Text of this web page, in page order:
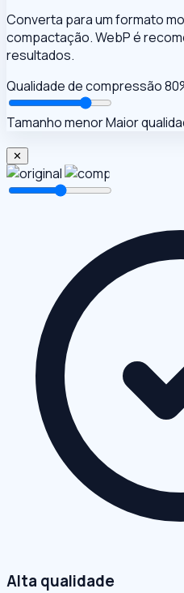
Converta para um formato
compactação. WebP é
resultados.
Qualidade de compressão
Tamanho menorMaior
✕
Alta qualidade